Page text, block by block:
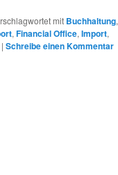
mit Buchhaltung,
, Financial Office, Import,
| Schreibe einen Kommentar